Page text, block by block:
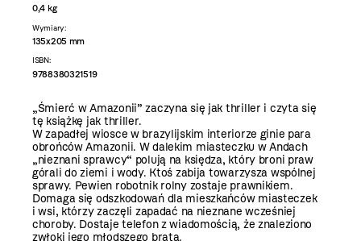
0,4 kg
Wymiary:
135x205 mm
ISBN:
9788380321519
„Śmierć w Amazonii” zaczyna się jak thriller i czyta się
tę książkę jak thriller.
W zapadłej wiosce w brazylijskim interiorze ginie para
obrońców Amazonii. W dalekim miasteczku w Andach
„nieznani sprawcy“ polują na księdza, który broni praw
górali do ziemi i wody. Ktoś zabija towarzysza wspólnej
sprawy. Pewien robotnik rolny zostaje prawnikiem.
Domaga się odszkodowań dla mieszkańców miasteczek
i wsi, którzy zaczęli zapadać na nieznane wcześniej
choroby. Dostaje telefon z wiadomością, że znaleziono
zwłoki jego młodszego brata.